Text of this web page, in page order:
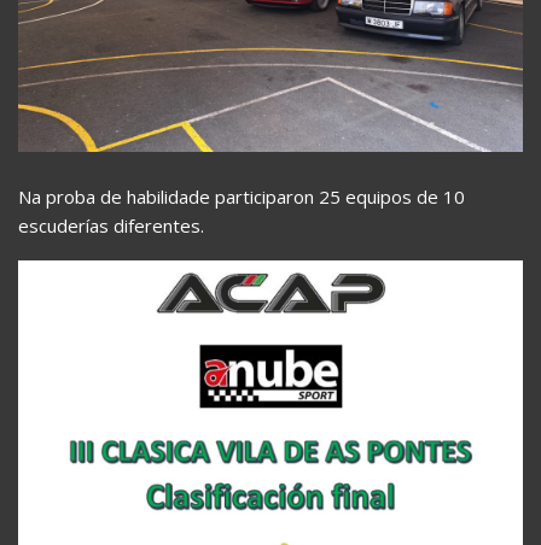
Na proba de habilidade participaron 25 equipos de 10
escuderías diferentes.